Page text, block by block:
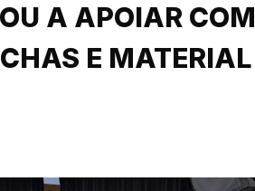
A APOIAR COM
E MATERIAL